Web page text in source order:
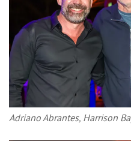
Adriano Abrantes, Harrison